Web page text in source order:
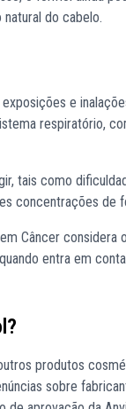
do cabelo.
e
respiratório,
tais como
concentrações de
Câncer
entra em
produtos
sobre